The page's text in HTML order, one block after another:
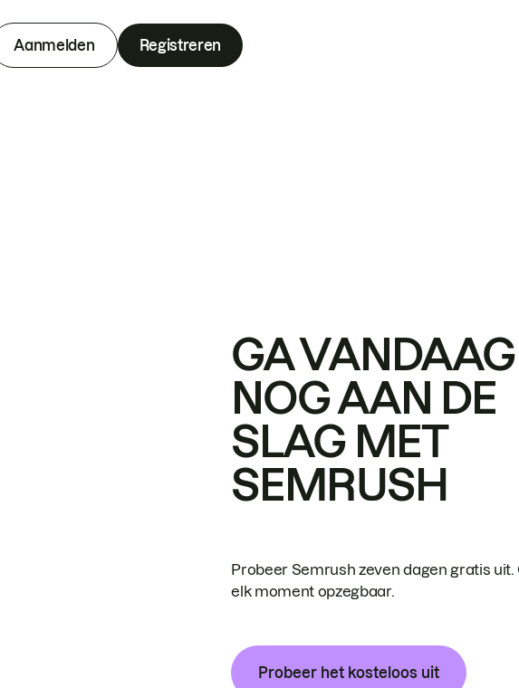
Aanmelden Registreren
GA VANDAAG
NOG AAN DE
SLAG MET
SEMRUSH
Probeer Semrush zeven dagen gratis uit.
elk moment opzegbaar.
Probeer het kosteloos uit